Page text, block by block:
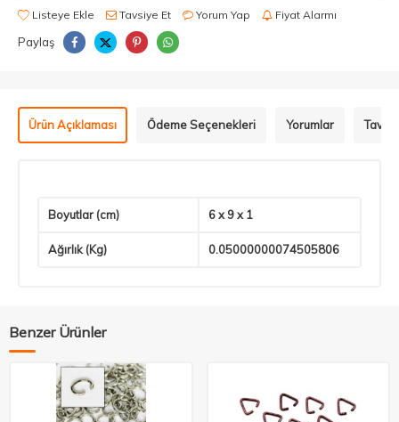
Listeye Ekle Tavsiye Et Yorum Yap Fiyat Alarmı
Paylaş
Ürün Açıklaması Ödeme Seçenekleri Yorumlar
Boyutlar (cm) 6 x 9 x 1
Ağırlık (Kg) 0.05000000074505806
Benzer Ürünler